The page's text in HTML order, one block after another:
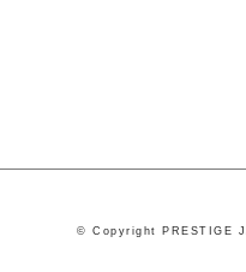
© Copyright PRESTIGE